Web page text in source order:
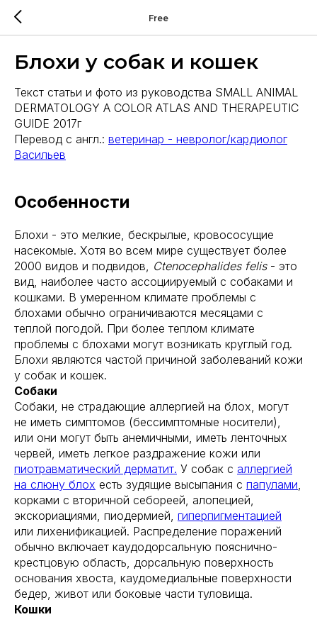
Free
Блохи у собак и кошек
Текст статьи и фото из руководства SMALL ANIMAL
DERMATOLOGY A COLOR ATLAS AND THERAPEUTIC
GUIDE 2017г
Перевод с англ.: ветеринар - невролог/кардиолог
Васильев
Особенности
Блохи - это мелкие, бескрылые, кровососущие
насекомые. Хотя во всем мире существует более
2000 видов и подвидов, Ctenocephalides felis- это
вид, наиболее часто ассоциируемый с собаками и
кошками. В умеренном климате проблемы с
блохами обычно ограничиваются месяцами с
теплой погодой. При более теплом климате
проблемы с блохами могут возникать круглый год.
Блохи являются частой причиной заболеваний кожи
у собак и кошек.
Собаки
Собаки, не страдающие аллергией на блох, могут
не иметь симптомов (бессимптомные носители),
или они могут быть анемичными, иметь ленточных
червей, иметь легкое раздражение кожи или
пиотравматический дерматит. У собак с аллергией
на слюну блох есть зудящие высыпания с папулами,
корками с вторичной себореей, алопецией,
экскориациями, пиодермией, гиперпигментацией
или лихенификацией. Распределение поражений
обычно включает каудодорсальную пояснично-
крестцовую область, дорсальную поверхность
основания хвоста, каудомедиальные поверхности
бедер, живот или боковые части туловища.
Кошки